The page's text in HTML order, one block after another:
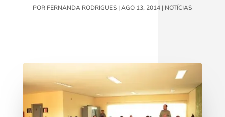
POR FERNANDA RODRIGUES |AGO 13, 2014 | NOTÍCIAS